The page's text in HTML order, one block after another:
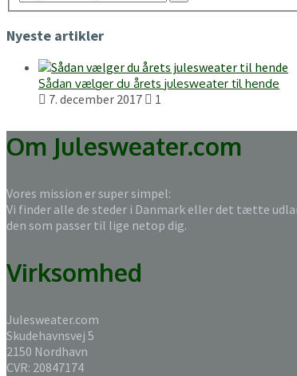
Nyeste artikler
Sådan vælger du årets julesweater til hende
7. december 2017 1
Om Julesweater.com
Vores mission er super simpel:
Vi finder alle de steder i Danmark eller det tætte
den som passer til lige netop dig.
Virksomhed
Julesweater.com
Skudehavnsvej 5
2150 Nordhavn
CVR: 20847174